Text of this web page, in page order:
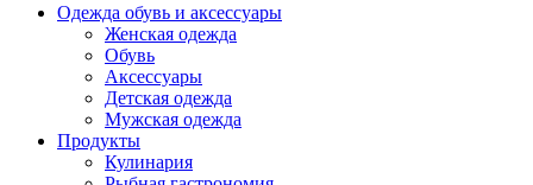
Одежда обувь и аксессуары
Женская одежда
Обувь
Аксессуары
Детская одежда
Мужская одежда
Продукты
Кулинария